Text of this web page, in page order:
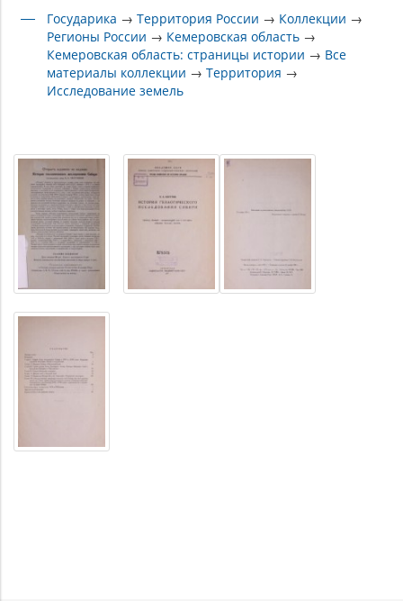
Государика →Территория России → Коллекции →
Регионы России → Кемеровская область →
Кемеровская область: страницы истории → Все
материалы коллекции →Территория →
Исследование земель